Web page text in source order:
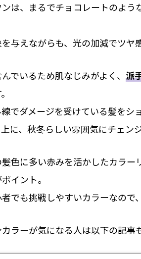
は、まるでチョコレートのよ
与えながらも、光の加減でツヤ
でいるため肌なじみがよく、 派
でダメージを受けている髪を
に、秋冬らしい雰囲気にチェン
色に多い赤みを活かしたカラ
イント。
でも挑戦しやすいカラーなので
ラーが気になる人は以下の記事